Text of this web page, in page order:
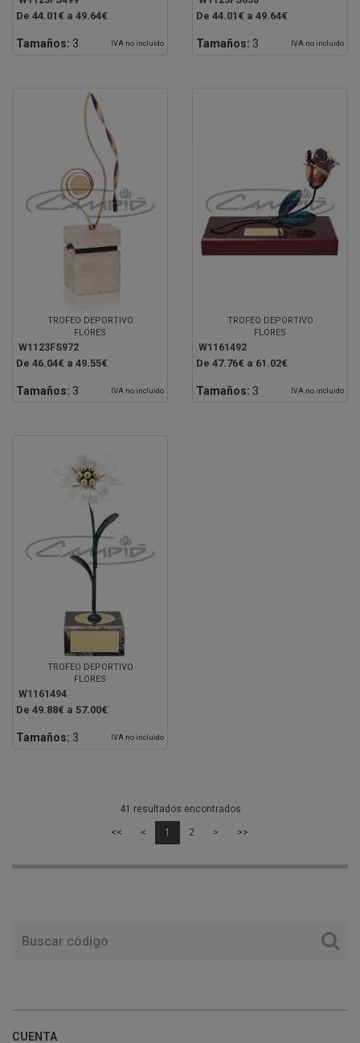
De 44.01€ a 49.64€
Tamaños: 3 IVA no incluido
De 44.01€ a 49.64€
Tamaños: 3 IVA no incluido
TROFEO DEPORTIVO
FLORES
W1123FS972
De 46.04€ a 49.55€
Tamaños: 3 IVA no incluido
TROFEO DEPORTIVO
FLORES
W1161492
De 47.76€ a 61.02€
Tamaños: 3 IVA no incluido
TROFEO DEPORTIVO
FLORES
W1161494
De 49.88€ a 57.00€
Tamaños: 3 IVA no incluido
41 resultados encontrados
<< < 1 2 > >>
CUENTA